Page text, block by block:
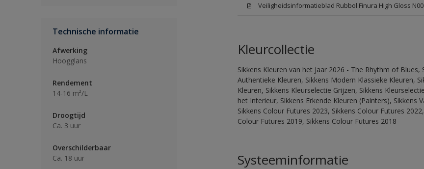
Technische informatie
Afwerking
Hoogglans
Rendement
14-16 m²/L
Droogtijd
Ca. 3 uur
Overschilderbaar
Ca. 18 uur
Veiligheidsinformatieblad Rubbol Finura High Gloss N00
Kleurcollectie
Sikkens Kleuren van het Jaar 2026 - The Rhythm of Blues,
Authentieke Kleuren, Sikkens Modern Klassieke Kleuren,
Kleuren, Sikkens Kleurselectie Grijzen, Sikkens
het Interieur, Sikkens Erkende Kleuren (Painters), Sikkens
Sikkens Colour Futures 2023, Sikkens Colour Futures
Colour Futures 2019, Sikkens Colour Futures 2018
Systeeminformatie